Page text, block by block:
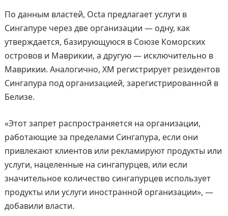
По данным властей, Octa предлагает услуги в
Сингапуре через две организации — одну, как
утверждается, базирующуюся в Союзе Коморских
островов и Маврикии, а другую — исключительно в
Маврикии. Аналогично, XM регистрирует резидентов
Сингапура под организацией, зарегистрированной в
Белизе.
«Этот запрет распространяется на организации,
работающие за пределами Сингапура, если они
привлекают клиентов или рекламируют продукты или
услуги, нацеленные на сингапурцев, или если
значительное количество сингапурцев использует
продукты или услуги иностранной организации», —
добавили власти.